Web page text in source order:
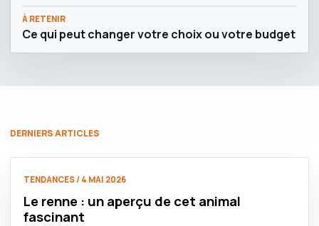
À RETENIR
Ce qui peut changer votre choix ou votre budget
DERNIERS ARTICLES
TENDANCES / 4 MAI 2026
Le renne : un aperçu de cet animal
fascinant